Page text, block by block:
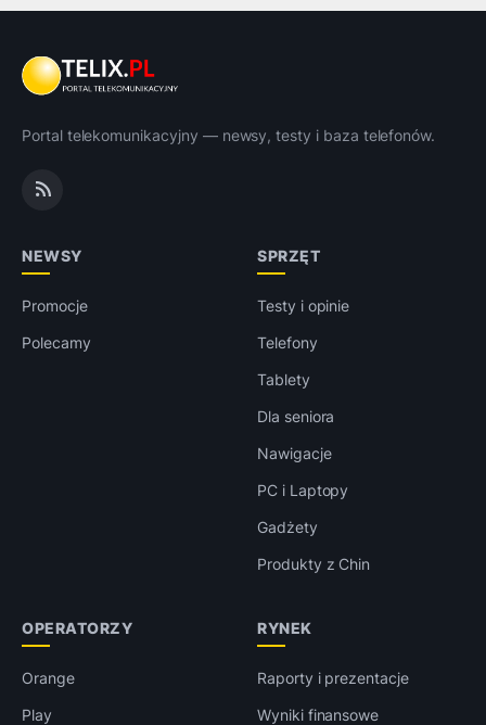
Portal telekomunikacyjny — newsy, testy i baza telefonów.
NEWSY
Promocje
Polecamy
SPRZĘT
Testy i opinie
Telefony
Tablety
Dla seniora
Nawigacje
PC i Laptopy
Gadżety
Produkty z Chin
OPERATORZY
Orange
Play
RYNEK
Raporty i prezentacje
Wyniki finansowe